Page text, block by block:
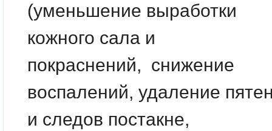
(уменьшение выработки
кожного сала и
покраснений, снижение
воспалений, удаление
и следов постакне,